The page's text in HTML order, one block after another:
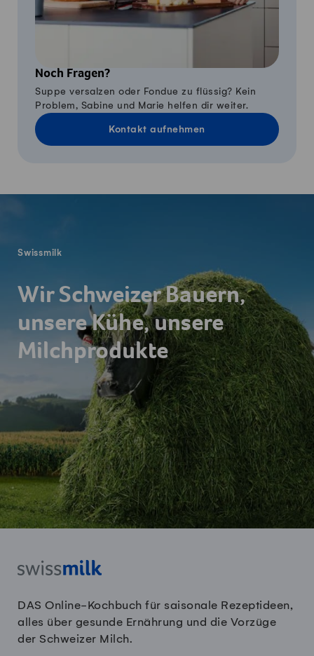
Noch Fragen?
Suppe versalzen oder Fondue zu flüssig? Kein
Problem, Sabine und Marie helfen dir weiter.
Kontakt aufnehmen
Swissmilk
Wir Schweizer Bauern,
unsere Kühe, unsere
Milchprodukte
DAS Online-Kochbuch für saisonale Rezeptideen,
alles über gesunde Ernährung und die Vorzüge
der Schweizer Milch.